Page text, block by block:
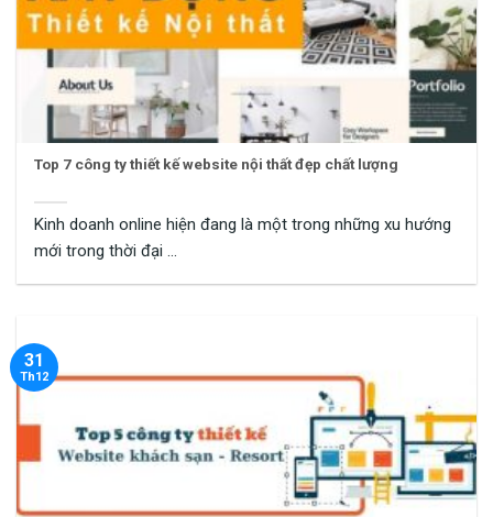
Top 7 công ty thiết kế website nội thất đẹp chất lượng
Kinh doanh online hiện đang là một trong những xu hướng
mới trong thời đại ...
31
Th12